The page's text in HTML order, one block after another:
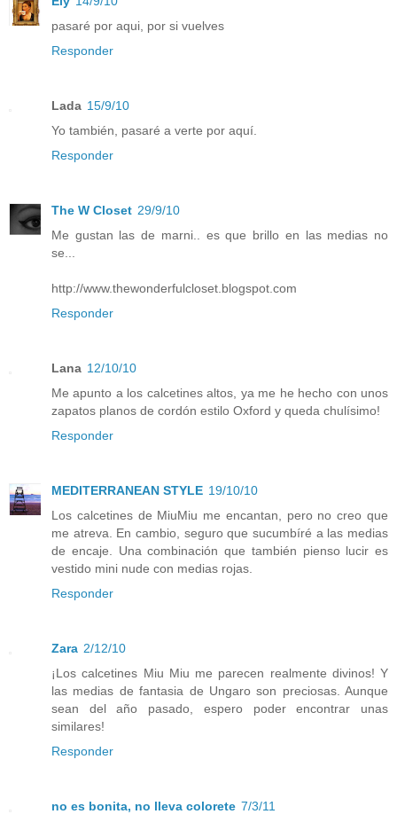
pasaré por aqui, por si vuelves
Responder
Lada 15/9/10
Yo también, pasaré a verte por aquí.
Responder
The W Closet 29/9/10
Me gustan las de marni.. es que brillo en las medias no
se...
http://www.thewonderfulcloset.blogspot.com
Responder
Lana 12/10/10
Me apunto a los calcetines altos, ya me he hecho con unos
zapatos planos de cordón estilo Oxford y queda chulísimo!
Responder
MEDITERRANEAN STYLE 19/10/10
Los calcetines de MiuMiu me encantan, pero no creo que
me atreva. En cambio, seguro que sucumbíré a las medias
de encaje. Una combinación que también pienso lucir es
vestido mini nude con medias rojas.
Responder
Zara 2/12/10
¡Los calcetines Miu Miu me parecen realmente divinos! Y
las medias de fantasia de Ungaro son preciosas. Aunque
sean del año pasado, espero poder encontrar unas
similares!
Responder
no es bonita, no lleva colorete 7/3/11